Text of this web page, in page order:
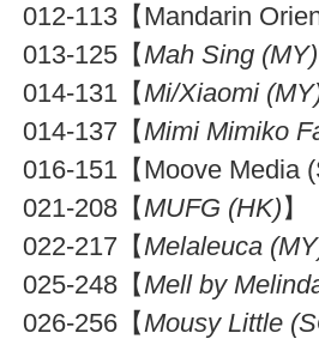
012-113【Mandarin
013-125【Mah Sing (MY)
014-131【Mi/Xiaomi
014-137【Mimi Mimiko
016-151【Moove Media
021-208【MUFG (HK)】
022-217【Melaleuca
025-248【Mell by
026-256【Mousy Little